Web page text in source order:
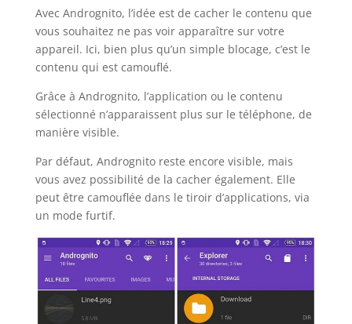
Avec Andrognito, l’idée est de cacher le contenu que
vous souhaitez ne pas voir apparaître sur votre
appareil. Ici, bien plus qu’un simple blocage, c’est le
contenu qui est camouflé.
Grâce à Andrognito, l’application ou le contenu
sélectionné n’apparaissent plus sur le téléphone, de
manière visible.
Par défaut, Andrognito reste encore visible, mais
vous avez possibilité de la cacher également. Elle
peut être camouflée dans le tiroir d’applications, via
un mode furtif.